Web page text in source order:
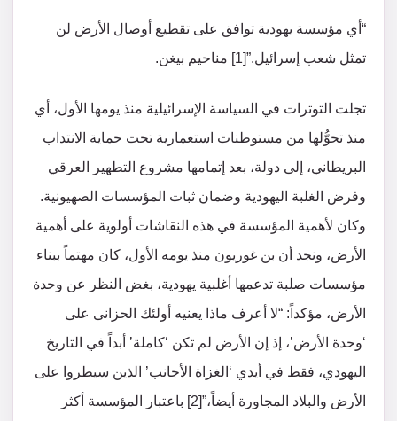
“أي مؤسسة يهودية توافق على تقطيع أوصال الأرض لن
تمثل شعب إسرائيل.”[1] مناحيم بيغن.
تجلت التوترات في السياسة الإسرائيلية منذ يومها الأول، أي
منذ تحوُّلها من مستوطنات استعمارية تحت حماية الانتداب
البريطاني، إلى دولة، بعد إتمامها مشروع التطهير العرقي
وفرض الغلبة اليهودية وضمان ثبات المؤسسات الصهيونية.
وكان لأهمية المؤسسة في هذه النقاشات أولوية على أهمية
الأرض، ونجد أن بن غوريون منذ يومه الأول، كان مهتماً ببناء
مؤسسات صلبة تدعمها أغلبية يهودية، بغض النظر عن وحدة
الأرض، مؤكداً: “لا أعرف ماذا يعنيه أولئك الحزانى على
‘وحدة الأرض’، إذ إن الأرض لم تكن ‘كاملة’ أبداً في التاريخ
اليهودي، فقط في أيدي ‘الغزاة الأجانب’ الذين سيطروا على
الأرض والبلاد المجاورة أيضاً،”[2] باعتبار المؤسسة أكثر